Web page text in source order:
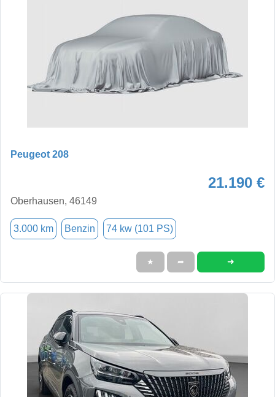
Peugeot 208
21.190 €
Oberhausen, 46149
3.000 km Benzin 74 kw (101 PS)
★ ➦ ➜